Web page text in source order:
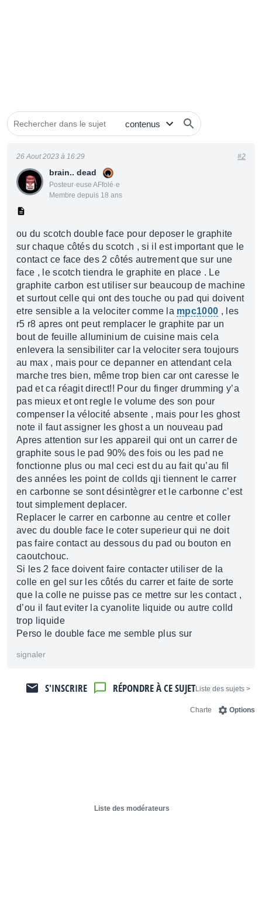
brain.. dead
Posteur·euse AFfolé·e
Membre depuis 18 ans
26 Aout 2023 à 16:29 #2
ou du scotch double face pour deposer le graphite
sur chaque côtés du scotch , si il est important que le
contact ce face des 2 côtés autrement que sur une
face , le scotch tiendra le graphite en place . Le
graphite carbon est utiliser sur beaucoup de machine
et surtout celle qui ont des touche ou pad qui doivent
etre sensible a la velociter comme la mpc1000 , les
r5 r8 apres ont peut remplacer le graphite par un
bout de feuille alluminium de cuisine mais cela
enlevera la sensibiliter car la velociter sera toujours
au max , mais pour ce depanner en attendant cela
marche tres bien, même trop bien car ont caresse le
pad et ca réagit direct!! Pour du finger drumming y’a
pas mieux et ont regle le volume des son pour
compenser la vélocité absente , mais pour les ghost
note il faut assigner les ghost a un nouveau pad
Apres attention sur les appareil qui ont un carrer de
graphite sous le pad 90% des fois ou les pad ne
fonctionne plus ou mal ceci est du au fait qu’au fil
des années les point de collds qji tiennent le carrer
en carbonne se sont désintègrer et le carbonne c’est
tout simplement deplacer.
Replacer le carrer en carbonne au centre et coller
avec du double face le coter superieur qui ne doit
pas faire contact au dessous du pad ou bouton en
caoutchouc.
Si les 2 face doivent faire contacter utiliser de la
colle en gel sur les côtés du carrer et faite de sorte
que la colle ne puisse pas ce mettre sur les contact ,
d’ou il faut eviter la cyanolite liquide ou autre colld
trop liquide
Perso le double face me semble plus sur
signaler
< Liste des sujets
RÉPONDRE À CE SUJET
S'INSCRIRE
Options
Charte
Liste des modérateurs